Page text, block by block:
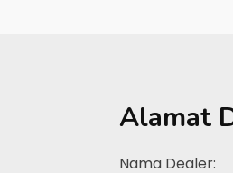
Alamat
Nama Dealer: